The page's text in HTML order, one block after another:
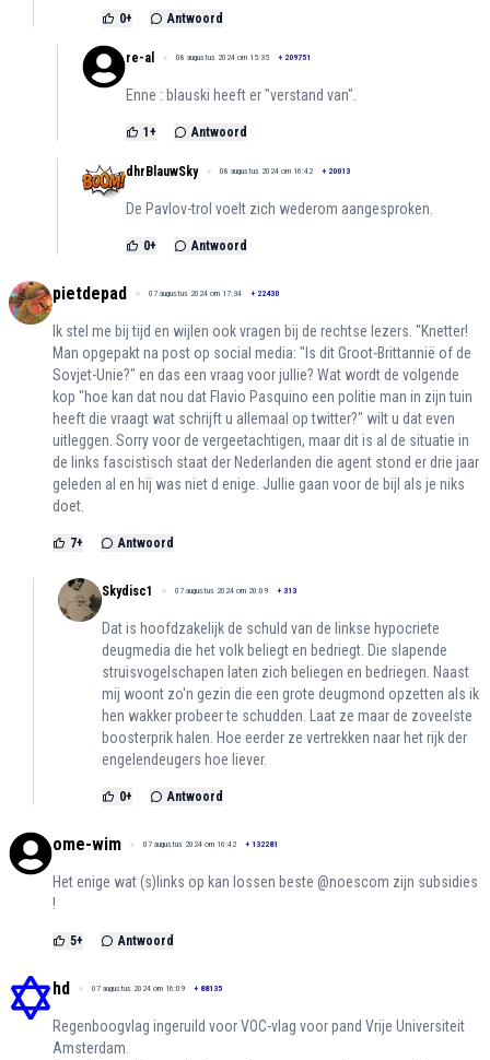
0+ Antwoord
re-al 08 augustus 2024 om 15:35 + 209751
Enne : blauski heeft er "verstand van".
1+ Antwoord
dhrBlauwSky 08 augustus 2024 om 16:42 + 20013
De Pavlov-trol voelt zich wederom aangesproken.
0+ Antwoord
pietdepad 07 augustus 2024 om 17:34 + 22430
Ik stel me bij tijd en wijlen ook vragen bij de rechtse lezers. "Knetter!
Man opgepakt na post op social media: "Is dit Groot-Brittannië of de
Sovjet-Unie?" en das een vraag voor jullie? Wat wordt de volgende
kop "hoe kan dat nou dat Flavio Pasquino een politie man in zijn tuin
heeft die vraagt wat schrijft u allemaal op twitter?" wilt u dat even
uitleggen. Sorry voor de vergeetachtigen, maar dit is al de situatie in
de links fascistisch staat der Nederlanden die agent stond er drie jaar
geleden al en hij was niet d enige. Jullie gaan voor de bijl als je niks
doet.
7+ Antwoord
Skydisc1 07 augustus 2024 om 20:09 + 313
Dat is hoofdzakelijk de schuld van de linkse hypocriete
deugmedia die het volk beliegt en bedriegt. Die slapende
struisvogelschapen laten zich beliegen en bedriegen. Naast
mij woont zo'n gezin die een grote deugmond opzetten als ik
hen wakker probeer te schudden. Laat ze maar de zoveelste
boosterprik halen. Hoe eerder ze vertrekken naar het rijk der
engelendeugers hoe liever.
0+ Antwoord
ome-wim 07 augustus 2024 om 16:42 + 132281
Het enige wat (s)links op kan lossen beste @noescom zijn subsidies
!
5+ Antwoord
hd 07 augustus 2024 om 16:09 + 88135
Regenboogvlag ingeruild voor VOC-vlag voor pand Vrije Universiteit
Amsterdam.